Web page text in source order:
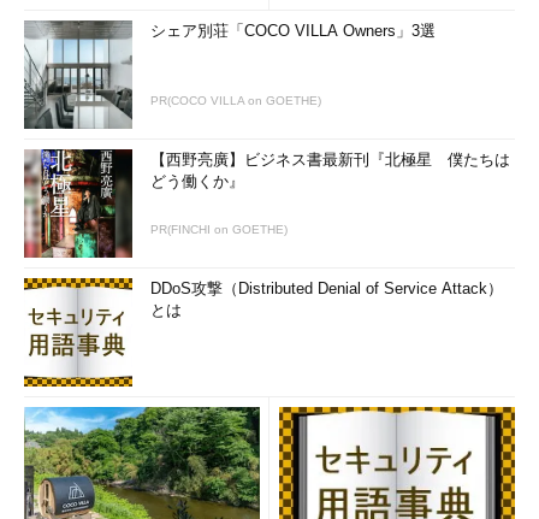
シェア別荘「COCO VILLA Owners」3選
PR(COCO VILLA on GOETHE)
【西野亮廣】ビジネス書最新刊『北極星 僕たちは
どう働くか』
PR(FINCHI on GOETHE)
DDoS攻撃（Distributed Denial of Service Attack）
とは